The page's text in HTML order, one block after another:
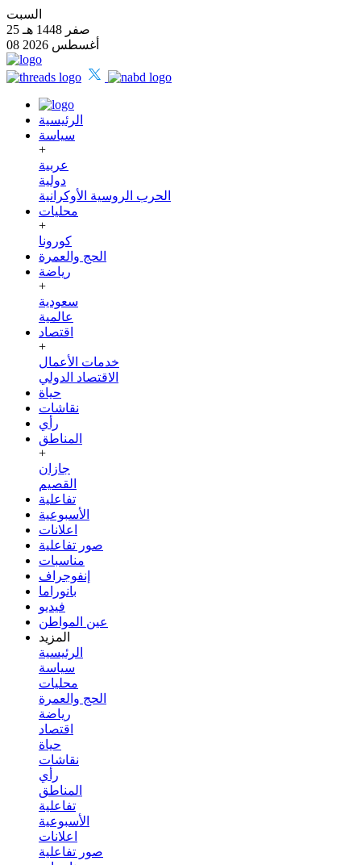
السبت
25 صفر 1448 هـ
08 أغسطس 2026
الرئيسية
سياسة
+
عربية
دولية
الحرب الروسية الأوكرانية
محليات
+
كورونا
الحج والعمرة
رياضة
+
سعودية
عالمية
اقتصاد
+
خدمات الأعمال
الاقتصاد الدولي
حياة
نقاشات
رأي
المناطق
+
جازان
القصيم
تفاعلية
الأسبوعية
اعلانات
صور تفاعلية
مناسبات
إنفوجراف
بانوراما
فيديو
عين المواطن
المزيد
الرئيسية
سياسة
محليات
الحج والعمرة
رياضة
اقتصاد
حياة
نقاشات
رأي
المناطق
تفاعلية
الأسبوعية
اعلانات
صور تفاعلية